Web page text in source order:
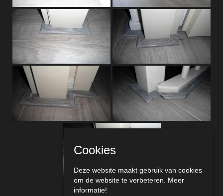
Cookies
Deze website maakt gebruik van cookies
om de website te verbeteren. Meer
informatie!